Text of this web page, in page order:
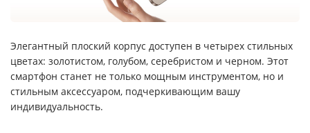
Элегантный плоский корпус доступен в четырех стильных
цветах: золотистом, голубом, серебристом и черном. Этот
смартфон станет не только мощным инструментом, но и
стильным аксессуаром, подчеркивающим вашу
индивидуальность.